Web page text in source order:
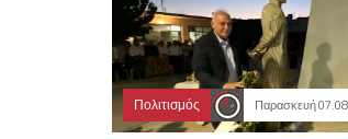
Πολιτισμός Παρασκευή